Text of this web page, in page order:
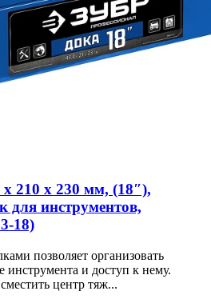
210 х 230 мм, (18″),
для инструментов,
18)
позволяет организовать
инструмента и доступ к нему.
центр тяж...